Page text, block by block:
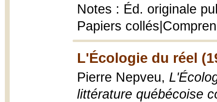
Notes : Éd. originale
Papiers
L'Écologie du réel
Pierre Nepveu,
littérature québécoise